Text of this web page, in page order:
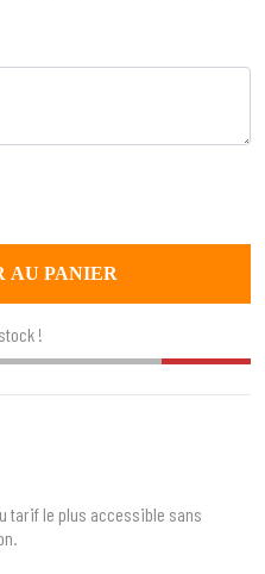
AU PANIER
!
tarif le plus accessible sans